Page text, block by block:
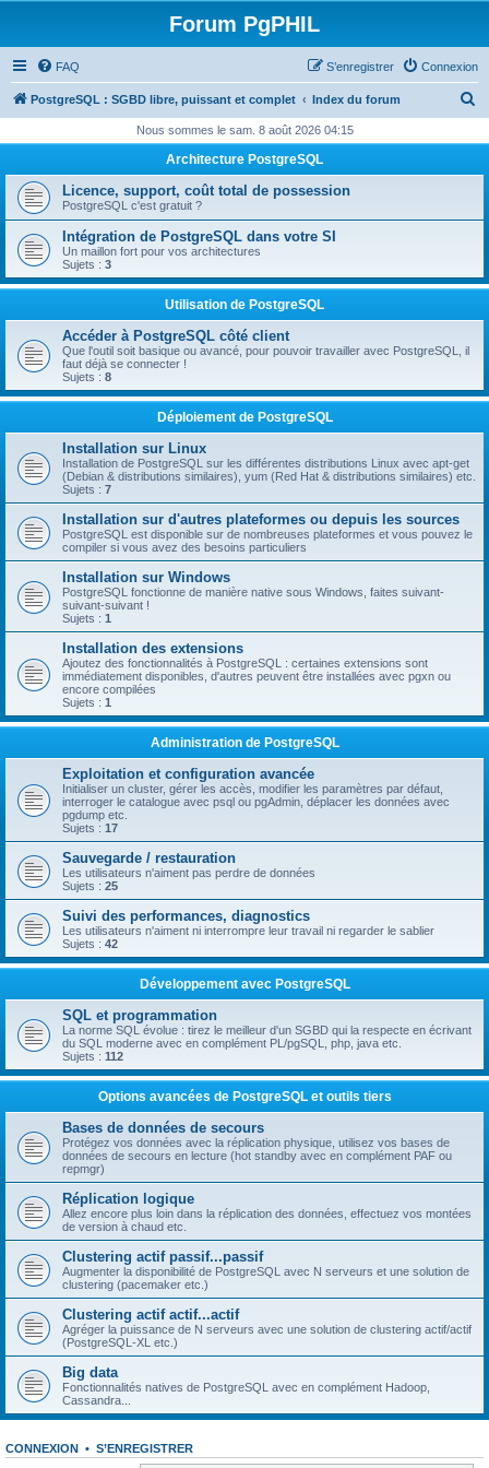
Forum PgPHIL
FAQ Connexion
S’enregistrer
PostgreSQL : SGBD libre, puissant et complet Index du forum
h
h
Nous sommes le sam. 8 août 2026 04:15
Architecture PostgreSQL
Licence, support, coût total de possession
PostgreSQL c'est gratuit ?
Intégration de PostgreSQL dans votre SI
Un maillon fort pour vos architectures
Sujets : 3
Utilisation de PostgreSQL
Accéder à PostgreSQL côté client
Que l'outil soit basique ou avancé, pour pouvoir travailler avec PostgreSQL, il
faut déjà se connecter !
Sujets : 8
Déploiement de PostgreSQL
Installation sur Linux
Installation de PostgreSQL sur les différentes distributions Linux avec apt-get
(Debian & distributions similaires), yum (Red Hat & distributions similaires) etc.
Sujets : 7
Installation sur d'autres plateformes ou depuis les sources
PostgreSQL est disponible sur de nombreuses plateformes et vous pouvez le
compiler si vous avez des besoins particuliers
Installation sur Windows
PostgreSQL fonctionne de manière native sous Windows, faites suivant-
suivant-suivant !
Sujets : 1
Installation des extensions
Ajoutez des fonctionnalités à PostgreSQL : certaines extensions sont
immédiatement disponibles, d'autres peuvent être installées avec pgxn ou
encore compilées
Sujets : 1
Administration de PostgreSQL
Exploitation et configuration avancée
Initialiser un cluster, gérer les accès, modifier les paramètres par défaut,
interroger le catalogue avec psql ou pgAdmin, déplacer les données avec
pgdump etc.
Sujets : 17
Sauvegarde / restauration
Les utilisateurs n'aiment pas perdre de données
Sujets : 25
Suivi des performances, diagnostics
Les utilisateurs n'aiment ni interrompre leur travail ni regarder le sablier
Sujets : 42
Développement avec PostgreSQL
SQL et programmation
La norme SQL évolue : tirez le meilleur d'un SGBD qui la respecte en écrivant
du SQL moderne avec en complément PL/pgSQL, php, java etc.
Sujets : 112
Options avancées de PostgreSQL et outils tiers
Bases de données de secours
Protégez vos données avec la réplication physique, utilisez vos bases de
données de secours en lecture (hot standby avec en complément PAF ou
repmgr)
Réplication logique
Allez encore plus loin dans la réplication des données, effectuez vos montées
de version à chaud etc.
Clustering actif passif...passif
Augmenter la disponibilité de PostgreSQL avec N serveurs et une solution de
clustering (pacemaker etc.)
Clustering actif actif...actif
Agréger la puissance de N serveurs avec une solution de clustering actif/actif
(PostgreSQL-XL etc.)
Big data
Fonctionnalités natives de PostgreSQL avec en complément Hadoop,
Cassandra...
CONNEXION • S’ENREGISTRER